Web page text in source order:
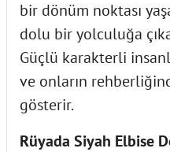
bir dönüm noktası
dolu bir yolculuğa
Güçlü karakterli
ve onların
gösterir.
Rüyada Siyah Elbise